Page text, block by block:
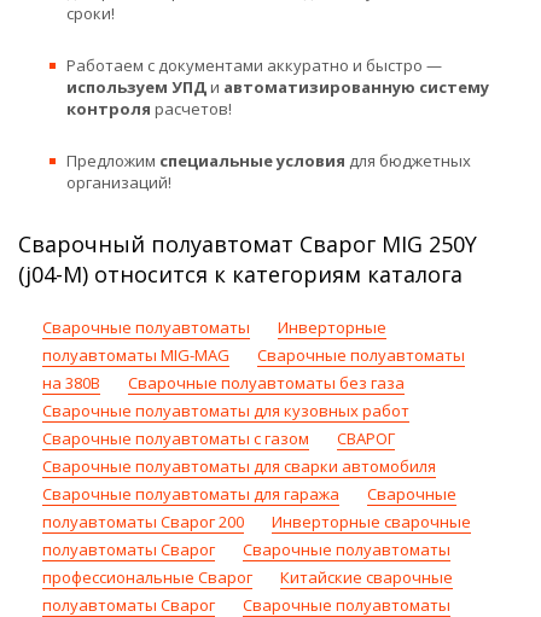
сроки!
Работаем с документами аккуратно и быстро —
используем УПДи автоматизированную систему
контроля расчетов!
Предложим специальные условия для бюджетных
организаций!
Сварочный полуавтомат Сварог MIG 250Y
(j04-M) относится к категориям каталога
Сварочные полуавтоматы
Инверторные
полуавтоматы MIG-MAG
Сварочные полуавтоматы
на 380В
Сварочные полуавтоматы без газа
Сварочные полуавтоматы для кузовных работ
Сварочные полуавтоматы с газом
СВАРОГ
Сварочные полуавтоматы для сварки автомобиля
Сварочные полуавтоматы для гаража
Сварочные
полуавтоматы Сварог 200
Инверторные сварочные
полуавтоматы Сварог
Сварочные полуавтоматы
профессиональные Сварог
Китайские сварочные
полуавтоматы Сварог
Сварочные полуавтоматы